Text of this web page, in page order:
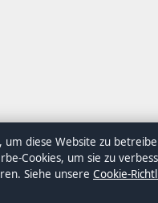
diese Website zu
Cookies, um sie zu
Siehe unsere Cookie-